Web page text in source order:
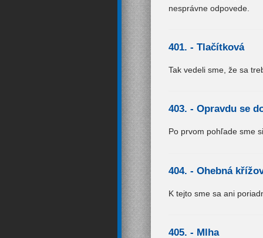
nesprávne odpovede.
401. - Tlačítková
Tak vedeli sme, že sa
403. - Opravdu se
Po prvom pohľade sme
404. - Ohebná
K tejto sme sa ani
405. - Mlha